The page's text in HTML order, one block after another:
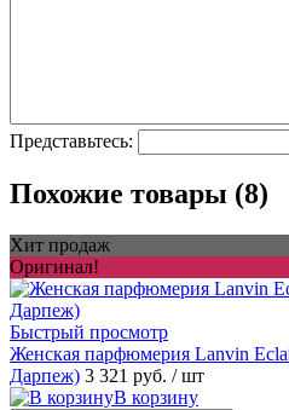
Представьтесь:
Похожие товары (8)
Хит продаж
Оригинал!
Быстрый просмотр
Женская парфюмерия Lanvin
Дарпеж) 3 321 руб. / шт
В корзину